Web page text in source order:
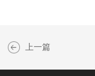
上一篇